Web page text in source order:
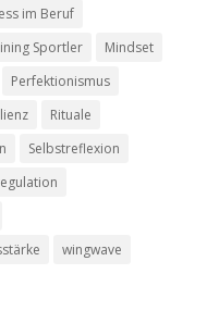
im Beruf
Sportler
Mindset
Perfektionismus
Rituale
Selbstreflexion
wingwave